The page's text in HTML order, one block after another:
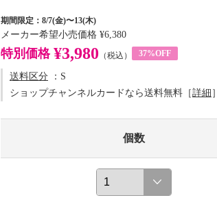
期間限定：8/7(金)〜13(木)
メーカー希望小売価格 ¥6,380
特別価格 ¥3,980 （税込） 37%OFF
送料区分 ：S
ショップチャンネルカードなら送料無料［詳細 ］
個数